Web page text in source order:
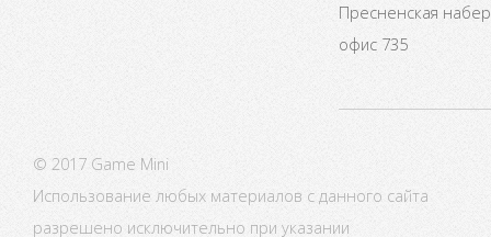
Пресненская
офис 735
© 2017 Game Mini
Использование любых материалов с данного сайта
разрешено исключительно при указании